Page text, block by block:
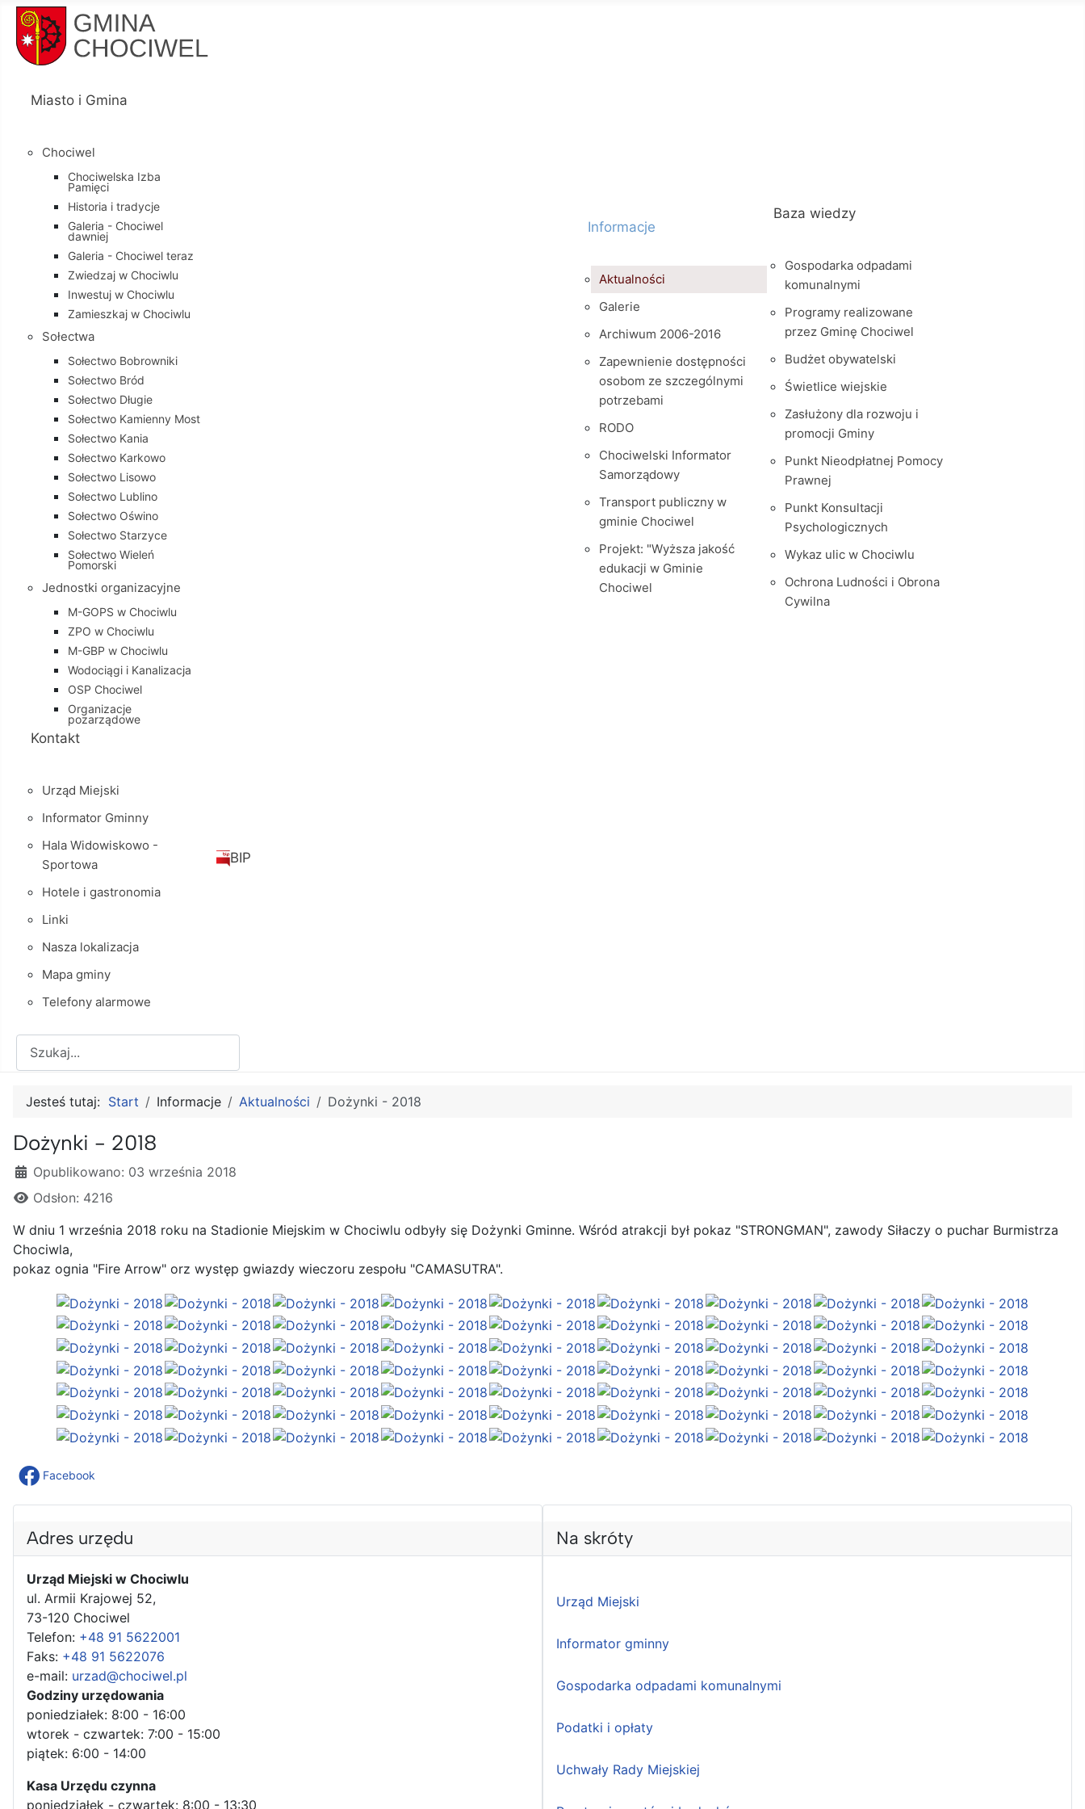
Miasto i Gmina
Chociwel
Chociwelska Izba
Pamięci
Historia i tradycje
Galeria - Chociwel
dawniej
Galeria - Chociwel teraz
Zwiedzaj w Chociwlu
Inwestuj w Chociwlu
Zamieszkaj w Chociwlu
Sołectwa
Sołectwo Bobrowniki
Sołectwo Bród
Sołectwo Długie
Sołectwo Kamienny Most
Sołectwo Kania
Sołectwo Karkowo
Sołectwo Lisowo
Sołectwo Lublino
Sołectwo Oświno
Sołectwo Starzyce
Sołectwo Wieleń
Pomorski
Jednostki organizacyjne
M-GOPS w Chociwlu
ZPO w Chociwlu
M-GBP w Chociwlu
Wodociągi i Kanalizacja
OSP Chociwel
Organizacje
pozarządowe
Informacje
Aktualności
Galerie
Archiwum 2006-2016
Zapewnienie dostępności
osobom ze szczególnymi
potrzebami
RODO
Chociwelski Informator
Samorządowy
Transport publiczny w
gminie Chociwel
Projekt: "Wyższa jakość
edukacji w Gminie
Chociwel
Baza wiedzy
Gospodarka odpadami
komunalnymi
Programy realizowane
przez Gminę Chociwel
Budżet obywatelski
Świetlice wiejskie
Zasłużony dla rozwoju i
promocji Gminy
Punkt Nieodpłatnej Pomocy
Prawnej
Punkt Konsultacji
Psychologicznych
Wykaz ulic w Chociwlu
Ochrona Ludności i Obrona
Cywilna
Kontakt
Urząd Miejski
Informator Gminny
Hala Widowiskowo -
Sportowa
Hotele i gastronomia
Linki
Nasza lokalizacja
Mapa gminy
Telefony alarmowe
BIP
Jesteś tutaj: Start Informacje Aktualności Dożynki - 2018
Dożynki - 2018
Szczegóły
Opublikowano: 03 września 2018
Odsłon: 4216
W dniu 1 września 2018 roku na Stadionie Miejskim w Chociwlu odbyły się Dożynki Gminne. Wśród atrakcji był pokaz "STRONGMAN", zawody Siłaczy o puchar Burmistrza
Chociwla,
pokaz ognia "Fire Arrow" orz występ gwiazdy wieczoru zespołu "CAMASUTRA".
Facebook
Adres urzędu
Urząd Miejski w Chociwlu
ul. Armii Krajowej 52,
73-120 Chociwel
Telefon: +48 91 5622001
Faks: +48 91 5622076
e-mail: urzad@chociwel.pl
Godziny urzędowania
poniedziałek: 8:00 - 16:00
wtorek - czwartek: 7:00 - 15:00
piątek: 6:00 - 14:00
Kasa Urzędu czynna
poniedziałek - czwartek: 8:00 - 13:30
Na skróty
Urząd Miejski
Informator gminny
Gospodarka odpadami komunalnymi
Podatki i opłaty
Uchwały Rady Miejskiej